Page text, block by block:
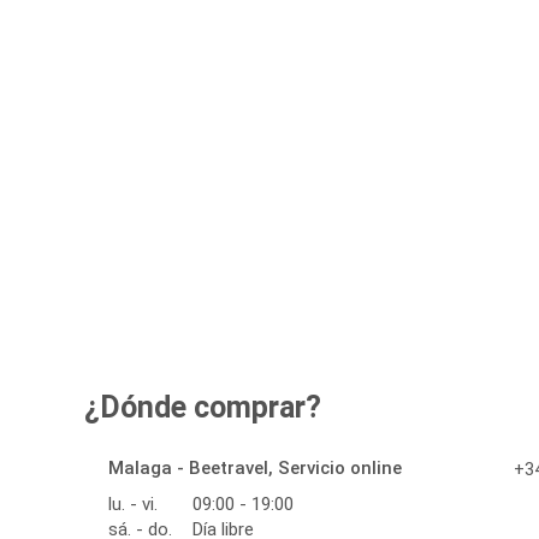
¿Dónde comprar?
Malaga - Beetravel, Servicio online
lu. - vi.
09:00 - 19:00
sá. - do.
Día libre